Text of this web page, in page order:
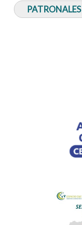
PATRONALES